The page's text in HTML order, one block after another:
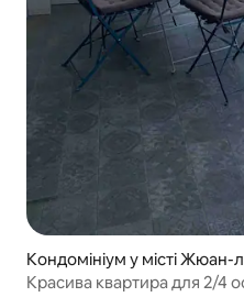
Кондомініум у місті
Красива квартира для 2/4